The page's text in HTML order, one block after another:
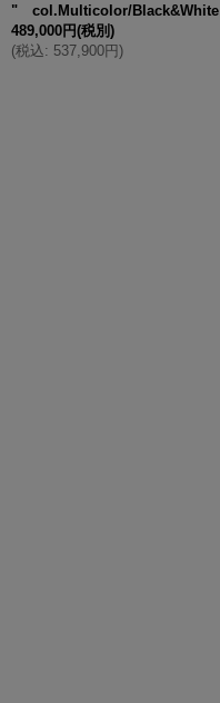
" col.Multicolor/Black&White
489,000円(税別)
(税込: 537,900円)